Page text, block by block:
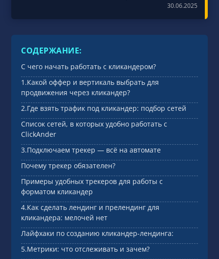
30.06.2025
СОДЕРЖАНИЕ:
С чего начать работать с кликандером?
1.Какой оффер и вертикаль выбрать для
продвижения через кликандер?
2.Где взять трафик под кликандер: подбор сетей
Список сетей, в которых удобно работать с
ClickAnder
3.Подключаем трекер — всё на автомате
Почему трекер обязателен?
Примеры удобных трекеров для работы с
форматом кликандер
4.Как сделать лендинг и прелендинг для
кликандера: мелочей нет
Лайфхаки по созданию кликандер-лендинга:
5.Метрики: что отслеживать и зачем?